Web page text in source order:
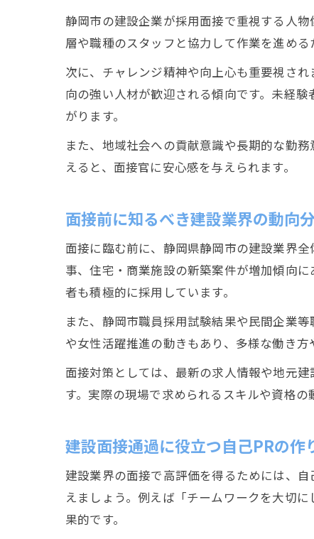
静岡市の建設企業が採用面接で重視する人
層や職種のスタッフと協力して作業を進め
次に、チャレンジ精神や向上心も重要視さ
向の強い人材が歓迎される傾向です。未経
がります。
また、地域社会への貢献意識や長期的な勤
えると、面接官に安心感を与えられます。
面接前に知るべき建設業界の動向
面接に臨む前に、静岡県静岡市の建設業界
事、住宅・商業施設の新築案件が増加傾向
者も積極的に採用しています。
また、静岡市職員採用試験結果や民間企業
や女性活躍推進の動きもあり、多様な働き方
面接対策としては、最新の求人情報や地元
す。実際の現場で求められるスキルや資格の
建設面接通過に役立つ自己PRの作
建設業界の面接で高評価を得るためには、
えましょう。例えば「チームワークを大切
果的です。